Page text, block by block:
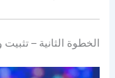
الخطوة الثانية –